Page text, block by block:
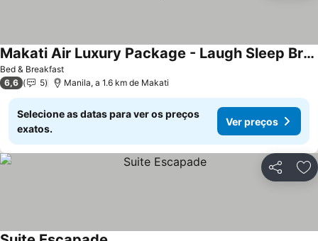
Bed & Breakfast
Makati Air Luxury Package - Laugh Sleep Brunch Surf 300 mbps Fast
6,6 5 Manila, a 1.6 km de Makati
Selecione as datas para ver os preços
exatos.
Ver preços
Partilhar